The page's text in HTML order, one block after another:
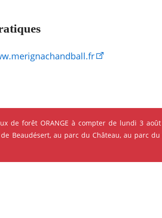
de forêt ORANGE à compter de lundi 3
Beaudésert, au parc du Château, au parc
qui pourraient
événements